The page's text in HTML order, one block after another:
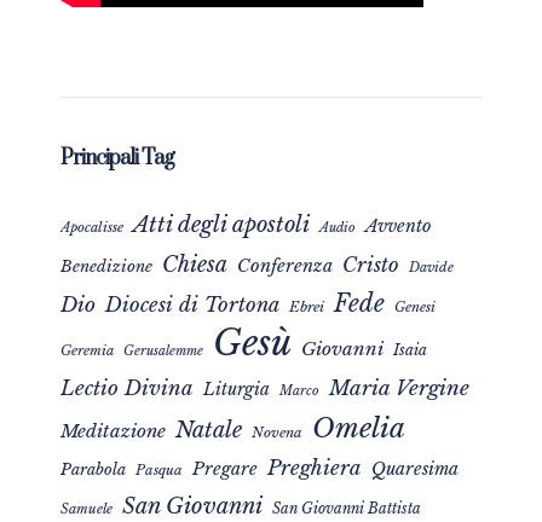
Principali Tag
Apocalisse Atti degli apostoli Audio Avvento
Benedizione Chiesa Conferenza Cristo Davide
Dio Diocesi di Tortona Ebrei Fede Genesi
Geremia Gerusalemme Gesù Giovanni Isaia
Lectio Divina Liturgia Marco Maria Vergine
Meditazione Natale Novena Omelia
Parabola Pasqua Pregare Preghiera Quaresima
Samuele San Giovanni San Giovanni Battista